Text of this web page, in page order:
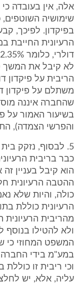
אלה, אין בעובדה
שימושיה השוטפים,
בפיקדון. לפיכך,
הרעיונית החייבת
לא קיבל את המשך
משתלם על פיקדון
שהחברה איננה
בשיעור האמור על
והפרשי הצמדה),
5. לבסוף, נזקק
כבר בריבית
הוא קיבל בעניין
ההטבה הרעיונית
כולה, והיות שלא
הרעיונית כוללת
מהריבית
ולא להטילו
המשפט המחוזי כי
וכי ריבית זו
עליה, אלא, יש